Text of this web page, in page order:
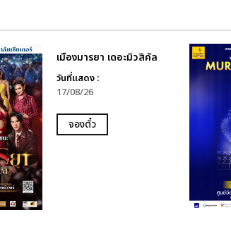
เมืองมารยา เดอะมิวสิคัล
วันที่แสดง :
17/08/26
จองตั๋ว